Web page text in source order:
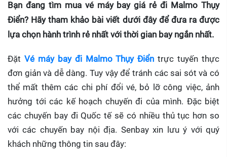
Bạn đang tìm mua vé máy bay giá rẻ đi Malmo Thụy
Điển? Hãy tham khảo bài viết dưới đây để đưa ra được
lựa chọn hành trình rẻ nhất với thời gian bay ngắn nhất.
Đặt Vé máy bay đi Malmo Thụy Điển trực tuyến thực
đơn giản và dễ dàng. Tuy vậy để tránh các sai sót và có
thể mất thêm các chi phí đổi vé, bỏ lỡ công việc, ảnh
hưởng tới các kế hoạch chuyến đi của mình. Đặc biệt
các chuyến bay đi Quốc tế sẽ có nhiều thủ tục hơn so
với các chuyến bay nội địa. Senbay xin lưu ý với quý
khách những thông tin sau đây: